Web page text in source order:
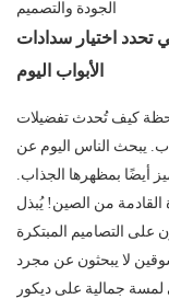
تحدد اختيار سدادات
الأبواب اليوم
كيف تُحدث تفضيلات
يبحث الناس اليوم عن
أيضًا بمظهرها الجذاب.
القادمة من الصين! يُبذل
على التصاميم المبتكرة
لا يبحثون عن مجرد
جمالية على ديكور